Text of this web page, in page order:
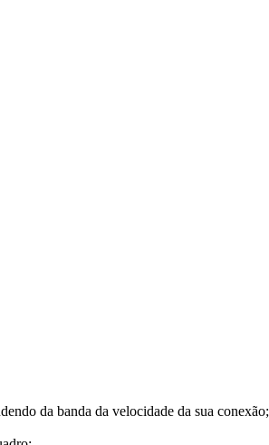
da banda da velocidade da sua conexão;